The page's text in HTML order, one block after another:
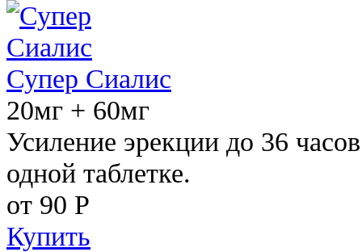
Супер Сиалис
20мг + 60мг
Усиление эрекции до 36
одной таблетке.
от 90 Р
Купить